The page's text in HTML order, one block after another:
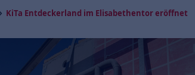
KiTa Entdeckerland im Elisabethentor eröffnet